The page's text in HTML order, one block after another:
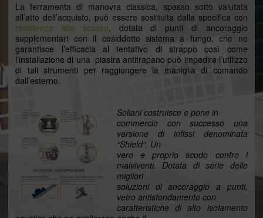
La ferramenta di manovra classica, spesso sotto valutata
all’atto dell’acquisto, può essere sostituita dalla specifica con
resistenza allo scasso, dotata di punti di ancoraggio
supplementari con il cosiddetto sistema a fungo, che ne
garantisce l’efficacia al tentativo di strappo così come
l’installazione di una piastra antitrapano può impedire l’utilizzo
di tali strumenti per raggiungere la maniglia di comando
dall’esterno.
Soliani costruisce e pone in
commercio con successo una
versione di infissi denominata
“Shield“. Un
vero e proprio scudo contro i
malviventi. Dotata di serie delle
migliori
soluzioni di ancoraggio a punti,
vetro antisfondamento con
caratteristiche di alto isolamento